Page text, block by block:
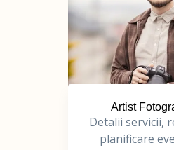
Artist
Detalii servicii,
planificare